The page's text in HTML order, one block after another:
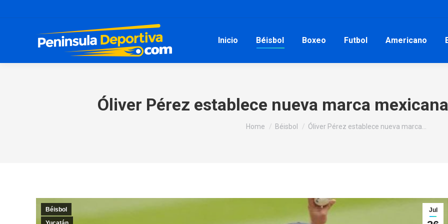
Inicio Béisbol Boxeo Futbol Americano
Óliver Pérez establece nueva marca
You are here:
Home Béisbol Óliver Pérez establece nueva marca…
Jul
Béisbol